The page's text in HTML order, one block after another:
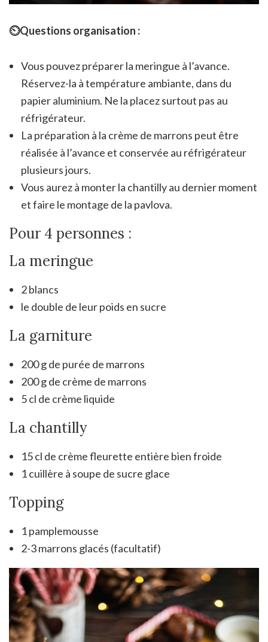
⏲Questions organisation :
Vous pouvez préparer la meringue à l’avance.
Réservez-la à température ambiante, dans du
papier aluminium. Ne la placez surtout pas au
réfrigérateur.
La préparation à la crème de marrons peut être
réalisée à l’avance et conservée au réfrigérateur
plusieurs jours.
Vous aurez à monter la chantilly au dernier moment
et faire le montage de la pavlova.
Pour 4 personnes :
La meringue
2 blancs
le double de leur poids en sucre
La garniture
200 g de purée de marrons
200 g de crème de marrons
5 cl de crème liquide
La chantilly
15 cl de crème fleurette entière bien froide
1 cuillère à soupe de sucre glace
Topping
1 pamplemousse
2-3 marrons glacés (facultatif)